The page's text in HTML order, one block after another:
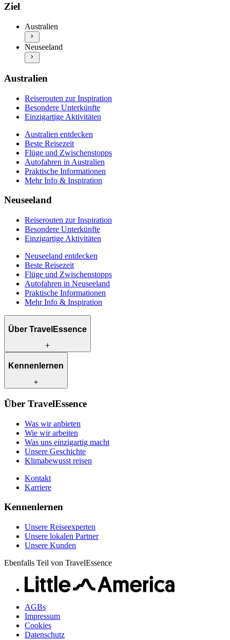
Flüge und Zwischenstopps
Autofahren in Australien
Praktische Informationen
Mehr Info & Inspiration
Einzigartige Aktivitäten
Neuseeland entdecken
Beste Reisezeit
Flüge und Zwischenstopps
Praktische Informationen
Ziel
Australien
Neuseeland
Australien
Reiserouten zur Inspiration
Besondere Unterkünfte
Einzigartige Aktivitäten
Australien entdecken
Beste Reisezeit
Flüge und Zwischenstopps
Autofahren in Australien
Praktische Informationen
Mehr Info & Inspiration
Neuseeland
Reiserouten zur Inspiration
Besondere Unterkünfte
Einzigartige Aktivitäten
Neuseeland entdecken
Beste Reisezeit
Flüge und Zwischenstopps
Autofahren in Neuseeland
Praktische Informationen
Mehr Info & Inspiration
Über TravelEssence
Was wir anbieten
Was uns einzigartig macht
Klimabewusst reisen
Kontakt
Karriere
Kennenlernen
Unsere Reiseexperten
Unsere Kunden
Über TravelEssence
Was wir anbieten
Wie wir arbeiten
Was uns einzigartig macht
Unsere Geschichte
Klimabewusst reisen
Kontakt
Karriere
Kennenlernen
Unsere Reiseexperten
Unsere lokalen Partner
Unsere Kunden
Ebenfalls Teil von TravelEssence
AGBs
Impressum
Cookies
Datenschutz